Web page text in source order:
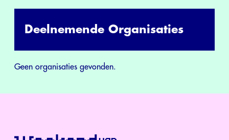
Deelnemende Organisaties
Geen organisaties gevonden.